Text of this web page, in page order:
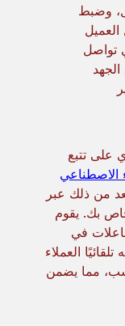
وضبط
تواصل
على تتبع
الاصطناعي
من ذلك عبر
بك. يقوم
في
العملاء
مما يضمن